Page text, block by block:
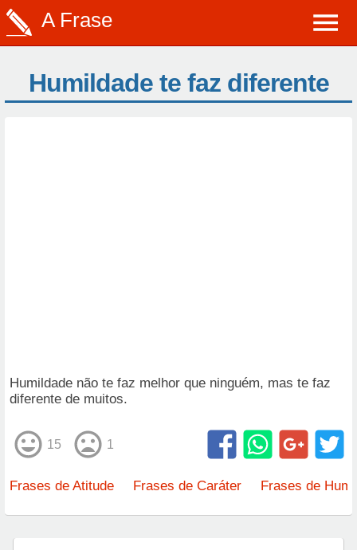
A Frase
Humildade te faz diferente
Humildade não te faz melhor que ninguém, mas te faz
diferente de muitos.
15 1
Frases de Atitude Frases de Caráter Frases de